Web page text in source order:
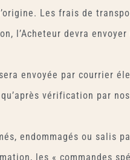
Les frais de
l’Acheteur devra
envoyée par courrier
vérification par
endommagés ou salis
les « commandes